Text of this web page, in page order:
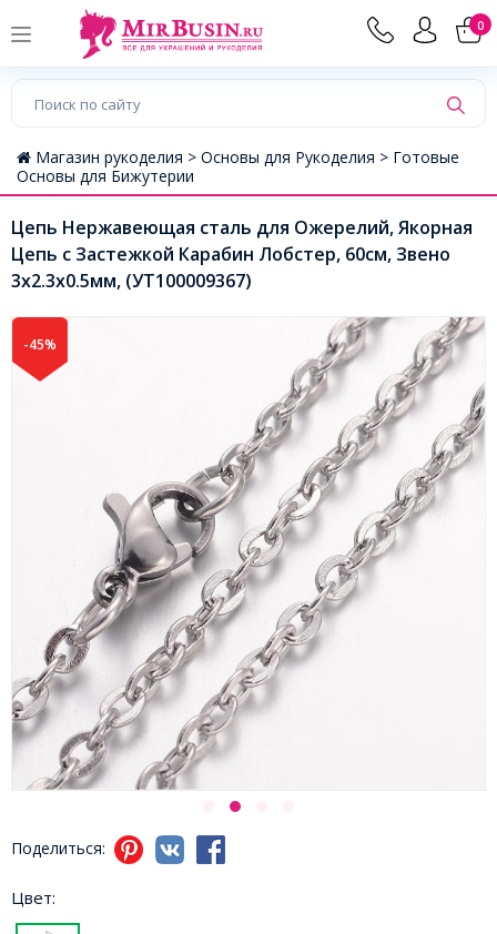
0
Магазин рукоделия > Основы для Рукоделия > Готовые
Основы для Бижутерии
Цепь Нержавеющая сталь для Ожерелий, Якорная
Цепь с Застежкой Карабин Лобстер, 60см, Звено
3x2.3x0.5мм, (УТ100009367)
-45%
Поделиться:
Цвет: